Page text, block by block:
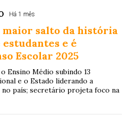
Há 1 mês
salto da história
e é
Escolar 2025
Ensino Médio subindo 13
e o Estado liderando a
país; secretário projeta foco na